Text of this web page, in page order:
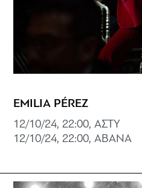
EMILIA PÉREZ
12/10/24, 22:00, ΑΣΤΥ
12/10/24, 22:00, ABANA